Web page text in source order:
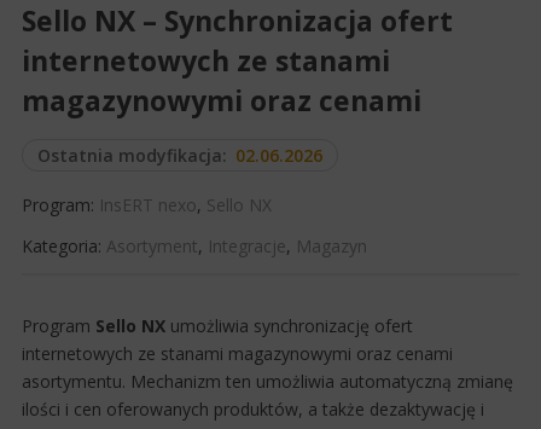
Sello NX – Synchronizacja ofert
internetowych ze stanami
magazynowymi oraz cenami
Ostatnia modyfikacja: 02.06.2026
Program: InsERT nexo, Sello NX
Kategoria: Asortyment, Integracje, Magazyn
​​Program Sello NX ​umożliwia synchronizację ofert
internetowych ze stanami magazynowymi oraz cenami
asortymentu. Mechanizm ten umożliwia automatyczną zmianę
ilości i cen oferowanych produktów, a także dezaktywację i